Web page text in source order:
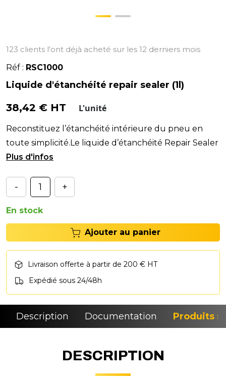
123 clients l'ont déjà acheté sur les 12 derniers mois
Réf : RSC1000
Liquide d'étanchéité repair sealer (1l)
38,42 € HT L'unité
Reconstituez l’étanchéité intérieure du pneu en
toute simplicité.Le liquide d’étanchéité Repair Sealer
Cement est spécialement conçu pour restaurer la
- +
En stock
Ajouter au panier
Livraison offerte à partir de 200 € HT
Expédié sous 24/48h
Description Documentation Produits
DESCRIPTION